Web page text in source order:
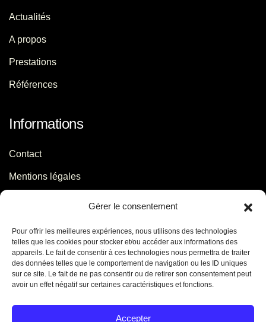
Gérer le consentement
Pour offrir les meilleures expériences, nous utilisons des technologies
telles que les cookies pour stocker et/ou accéder aux informations des
appareils. Le fait de consentir à ces technologies nous permettra de traiter
des données telles que le comportement de navigation ou les ID uniques
sur ce site. Le fait de ne pas consentir ou de retirer son consentement peut
avoir un effet négatif sur certaines caractéristiques et fonctions.
Accepter
Actualités
A propos
Prestations
Références
Informations
Contact
Mentions légales
Contact
06 29 56 64 44
contact[@]jb-conseils.fr
Caen - Normandie - France